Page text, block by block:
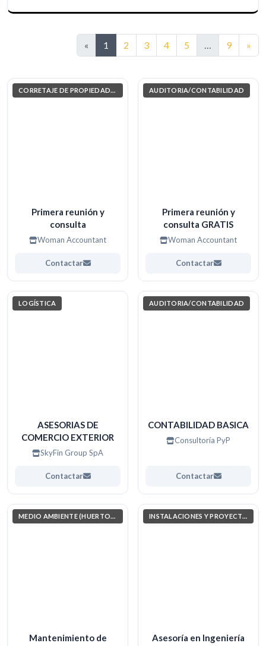
« 1 2 3 4 5 … 9 »
CORRETAJE DE PROPIEDADES
Primera reunión y
consulta
Woman Accountant
Contactar
AUDITORIA/CONTABILIDAD
Primera reunión y
consulta GRATIS
Woman Accountant
Contactar
LOGÍSTICA
ASESORIAS DE
COMERCIO EXTERIOR
SkyFin Group SpA
Contactar
AUDITORIA/CONTABILIDAD
CONTABILIDAD BASICA
Consultoría PyP
Contactar
MEDIO AMBIENTE (HUERTOS, JARDINERÍA, COSAS POR EL ESTILO)
Mantenimiento de
INSTALACIONES Y PROYECTOS ELÉCTRICOS
Asesoría en Ingeniería